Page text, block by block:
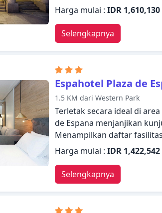
memenuhi setiap
seperti WiFi gratis di
resepsionis 24 jam, fasilitas
penyimpanan barang
dirancang dengan baik
handuk, ruang keluarga
ini menawarkan berbagai
Center menggabungkan
yang indah untuk
Harga mulai :IDR 1,610,130
Selengkapnya
Espahotel Plaza de
1.5 KM dari Western Park
Terletak secara ideal di
de Espana menjanjikan
Menampilkan daftar
bahwa mereka menginap
yang diperlukan,
khusus, penyimpanan
mobil, layanan kamar telah
elegan dan dilengkapi
menawarkan berbagai
Harga mulai :IDR 1,422,542
Selengkapnya